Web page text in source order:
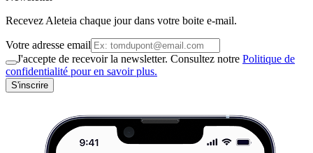
Recevez Aleteia chaque jour dans votre boite e-mail.
Votre adresse email
J'accepte de recevoir la newsletter. Consultez notre Politique de
confidentialité pour en savoir plus.
S'inscrire